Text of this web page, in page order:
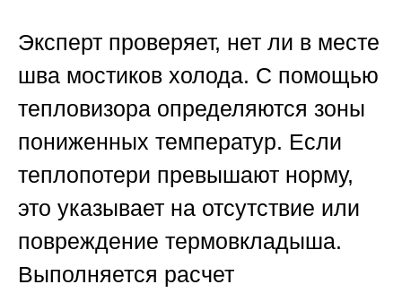
Эксперт проверяет, нет ли в месте
шва мостиков холода. С помощью
тепловизора определяются зоны
пониженных температур. Если
теплопотери превышают норму,
это указывает на отсутствие или
повреждение термовкладыша.
Выполняется расчет